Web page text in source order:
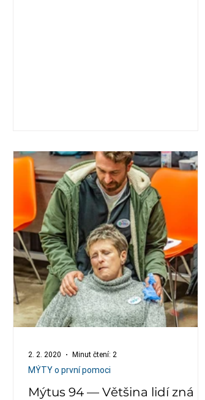
Mýtus 94 — Většina lidí zná
MÝTY o první pomoci
2. 2. 2020 Minut čtení: 2